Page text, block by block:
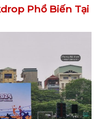
Phổ Biến Tại